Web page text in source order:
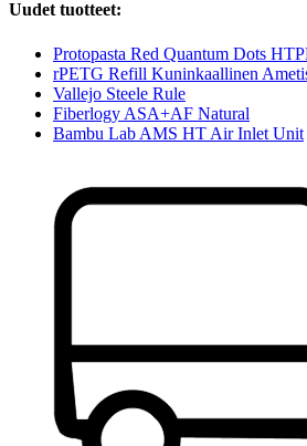
Uudet tuotteet:
Protopasta Red Quantum Dots
rPETG Refill Kuninkaallinen
Vallejo Steele Rule
Fiberlogy ASA+AF Natural
Bambu Lab AMS HT Air Inlet Unit